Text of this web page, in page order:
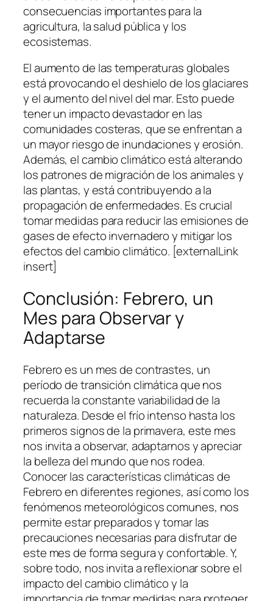
consecuencias importantes para la
agricultura, la salud pública y los
ecosistemas.
El aumento de las temperaturas globales
está provocando el deshielo de los glaciares
y el aumento del nivel del mar. Esto puede
tener un impacto devastador en las
comunidades costeras, que se enfrentan a
un mayor riesgo de inundaciones y erosión.
Además, el cambio climático está alterando
los patrones de migración de los animales y
las plantas, y está contribuyendo a la
propagación de enfermedades. Es crucial
tomar medidas para reducir las emisiones de
gases de efecto invernadero y mitigar los
efectos del cambio climático. [externalLink
insert]
Conclusión: Febrero, un
Mes para Observar y
Adaptarse
Febrero es un mes de contrastes, un
período de transición climática que nos
recuerda la constante variabilidad de la
naturaleza. Desde el frío intenso hasta los
primeros signos de la primavera, este mes
nos invita a observar, adaptarnos y apreciar
la belleza del mundo que nos rodea.
Conocer las características climáticas de
Febrero en diferentes regiones, así como los
fenómenos meteorológicos comunes, nos
permite estar preparados y tomar las
precauciones necesarias para disfrutar de
este mes de forma segura y confortable. Y,
sobre todo, nos invita a reflexionar sobre el
impacto del cambio climático y la